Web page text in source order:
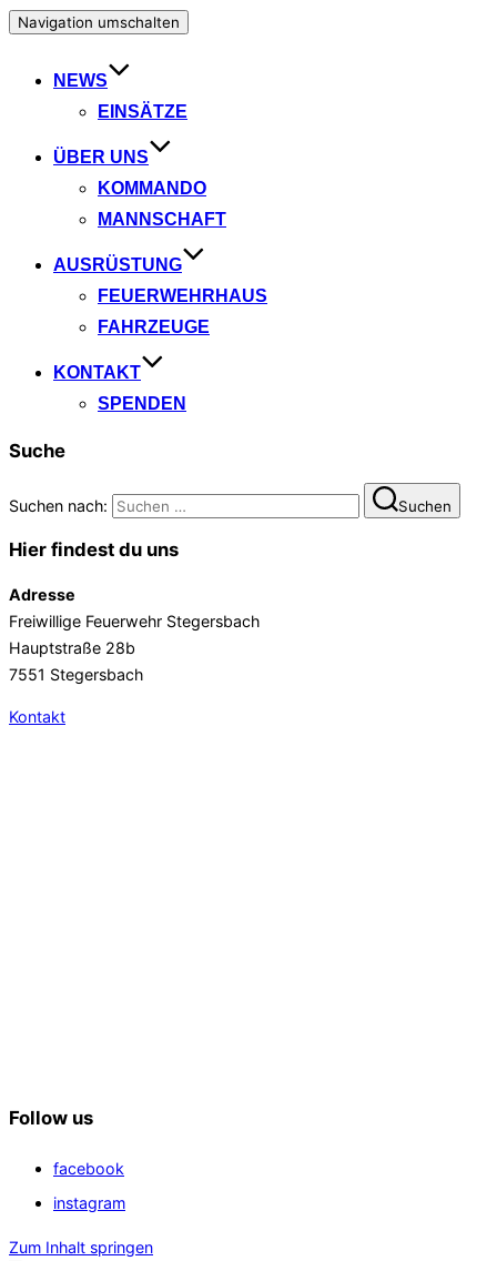
Navigation umschalten
NEWS
EINSÄTZE
ÜBER UNS
KOMMANDO
MANNSCHAFT
AUSRÜSTUNG
FEUERWEHRHAUS
FAHRZEUGE
KONTAKT
SPENDEN
Suche
Suchen nach: Suchen
Hier findest du uns
Adresse
Freiwillige Feuerwehr Stegersbach
Hauptstraße 28b
7551 Stegersbach
Kontakt
Follow us
facebook
instagram
Zum Inhalt springen